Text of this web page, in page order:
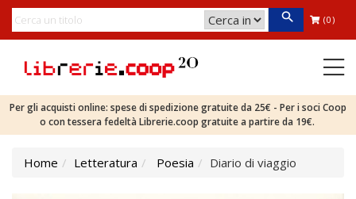
(0)
Per gli acquisti online: spese di spedizione gratuite da 25€ - Per i soci Coop
o con tessera fedeltà Librerie.coop gratuite a partire da 19€.
Home Letteratura Poesia Diario di viaggio